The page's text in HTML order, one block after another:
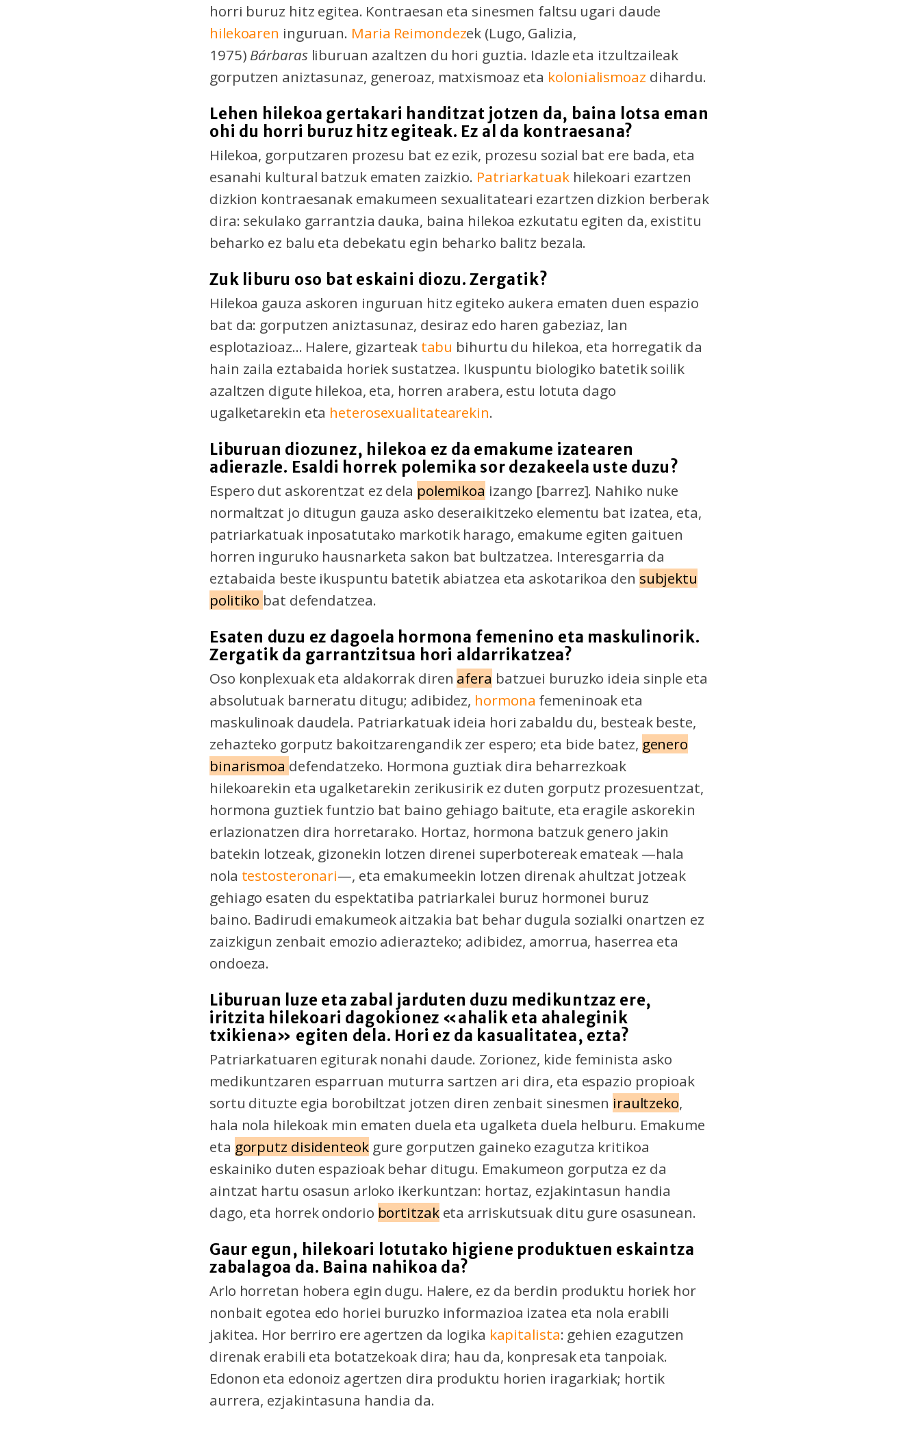
horri buruz hitz egitea. Kontraesan eta sinesmen faltsu ugari daude
hilekoaren inguruan. Maria Reimondezek (Lugo, Galizia,
1975) Bárbaras liburuan azaltzen du hori guztia. Idazle eta itzultzaileak
gorputzen aniztasunaz, generoaz, matxismoaz eta kolonialismoaz dihardu.
Lehen hilekoa gertakari handitzat jotzen da, baina lotsa eman
ohi du horri buruz hitz egiteak. Ez al da kontraesana?
Hilekoa, gorputzaren prozesu bat ez ezik, prozesu sozial bat ere bada, eta
esanahi kultural batzuk ematen zaizkio. Patriarkatuakhilekoari ezartzen
dizkion kontraesanak emakumeen sexualitateari ezartzen dizkion berberak
dira: sekulako garrantzia dauka, baina hilekoa ezkutatu egiten da, existitu
beharko ez balu eta debekatu egin beharko balitz bezala.
Zuk liburu oso bat eskaini diozu. Zergatik?
Hilekoa gauza askoren inguruan hitz egiteko aukera ematen duen espazio
bat da: gorputzen aniztasunaz, desiraz edo haren gabeziaz, lan
esplotazioaz... Halere, gizarteak tabu bihurtu du hilekoa, eta horregatik da
hain zaila eztabaida horiek sustatzea. Ikuspuntu biologiko batetik soilik
azaltzen digute hilekoa, eta, horren arabera, estu lotuta dago
ugalketarekin eta heterosexualitatearekin.
Liburuan diozunez, hilekoa ez da emakume izatearen
adierazle. Esaldi horrek polemika sor dezakeela uste duzu?
Espero dut askorentzat ez dela polemikoa izango [barrez]. Nahiko nuke
normaltzat jo ditugun gauza asko deseraikitzeko elementu bat izatea, eta,
patriarkatuak inposatutako markotik harago, emakume egiten gaituen
horren inguruko hausnarketa sakon bat bultzatzea. Interesgarria da
eztabaida beste ikuspuntu batetik abiatzea eta askotarikoa den subjektu
politiko bat defendatzea.
Esaten duzu ez dagoela hormona femenino eta maskulinorik.
Zergatik da garrantzitsua hori aldarrikatzea?
Oso konplexuak eta aldakorrak diren afera batzuei buruzko ideia sinple eta
absolutuak barneratu ditugu; adibidez, hormona femeninoak eta
maskulinoak daudela. Patriarkatuak ideia hori zabaldu du, besteak beste,
zehazteko gorputz bakoitzarengandik zer espero; eta bide batez, genero
binarismoa defendatzeko. Hormona guztiak dira beharrezkoak
hilekoarekin eta ugalketarekin zerikusirik ez duten gorputz prozesuentzat,
hormona guztiek funtzio bat baino gehiago baitute, eta eragile askorekin
erlazionatzen dira horretarako. Hortaz, hormona batzuk genero jakin
batekin lotzeak, gizonekin lotzen direnei superbotereak emateak —hala
nola testosteronari—, eta emakumeekin lotzen direnak ahultzat jotzeak
gehiago esaten du espektatiba patriarkalei buruz hormonei buruz
baino. Badirudi emakumeok aitzakia bat behar dugula sozialki onartzen ez
zaizkigun zenbait emozio adierazteko; adibidez, amorrua, haserrea eta
ondoeza.
Liburuan luze eta zabal jarduten duzu medikuntzaz ere,
iritzita hilekoari dagokionez «ahalik eta ahaleginik
txikiena» egiten dela. Hori ez da kasualitatea, ezta?
Patriarkatuaren egiturak nonahi daude. Zorionez, kide feminista asko
medikuntzaren esparruan muturra sartzen ari dira, eta espazio propioak
sortu dituzte egia borobiltzat jotzen diren zenbait sinesmen iraultzeko,
hala nola hilekoak min ematen duela eta ugalketa duela helburu. Emakume
eta gorputz disidenteokgure gorputzen gaineko ezagutza kritikoa
eskainiko duten espazioak behar ditugu. Emakumeon gorputza ez da
aintzat hartu osasun arloko ikerkuntzan: hortaz, ezjakintasun handia
dago, eta horrek ondorio bortitzaketa arriskutsuak ditu gure osasunean.
Gaur egun, hilekoari lotutako higiene produktuen eskaintza
zabalagoa da. Baina nahikoa da?
Arlo horretan hobera egin dugu. Halere, ez da berdin produktu horiek hor
nonbait egotea edo horiei buruzko informazioa izatea eta nola erabili
jakitea. Hor berriro ere agertzen da logika kapitalista: gehien ezagutzen
direnak erabili eta botatzekoak dira; hau da, konpresak eta tanpoiak.
Edonon eta edonoiz agertzen dira produktu horien iragarkiak; hortik
aurrera, ezjakintasuna handia da.